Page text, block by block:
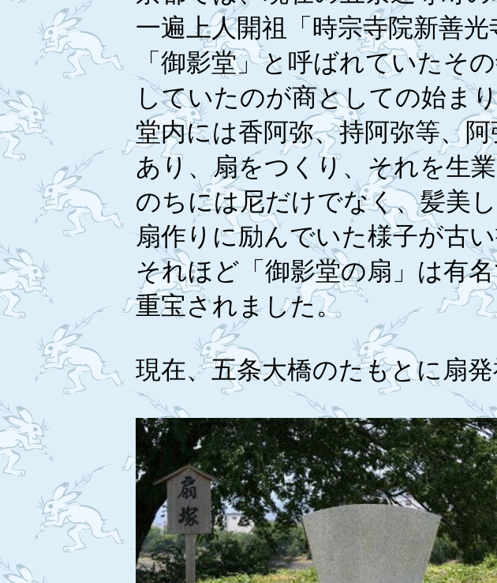
一遍上人開祖「時宗寺院新善
「御影堂」と呼ばれていたそ
していたのが商としての始ま
堂内には香阿弥、持阿弥等、
あり、扇をつくり、それを生
のちには尼だけでなく、髪美
扇作りに励んでいた様子が古
それほど「御影堂の扇」は有
重宝されました。
現在、五条大橋のたもとに扇発